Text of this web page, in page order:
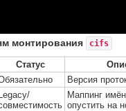
монтирования cifs
Статус
Версия
Legacy/
Маппинг
опустить на